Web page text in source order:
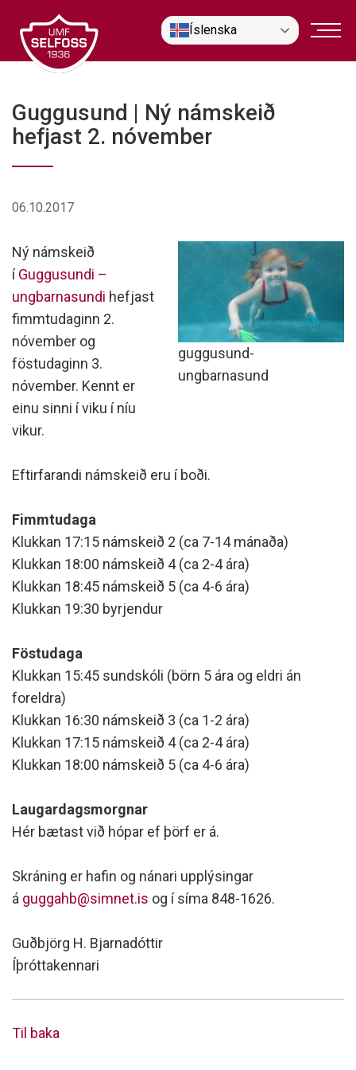
efni
Íslenska
Guggusund | Ný námskeið
hefjast 2. nóvember
06.10.2017
guggusund-
ungbarnasund
Ný námskeið
íGuggusundi –
ungbarnasundi hefjast
fimmtudaginn 2.
nóvember og
föstudaginn 3.
nóvember. Kennt er
einu sinni í viku í níu
vikur.
Eftirfarandi námskeið eru í boði.
Fimmtudaga
Klukkan 17:15 námskeið 2 (ca 7-14 mánaða)
Klukkan 18:00 námskeið 4 (ca 2-4 ára)
Klukkan 18:45 námskeið 5 (ca 4-6 ára)
Klukkan 19:30 byrjendur
Föstudaga
Klukkan 15:45 sundskóli (börn 5 ára og eldri án
foreldra)
Klukkan 16:30 námskeið 3 (ca 1-2 ára)
Klukkan 17:15 námskeið 4 (ca 2-4 ára)
Klukkan 18:00 námskeið 5 (ca 4-6 ára)
Laugardagsmorgnar
Hér bætast við hópar ef þörf er á.
Skráning er hafin og nánari upplýsingar
á guggahb@simnet.is og í síma 848-1626.
Guðbjörg H. Bjarnadóttir
Íþróttakennari
Til baka